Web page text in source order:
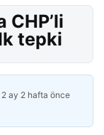
tepki
2 ay 2 hafta önce